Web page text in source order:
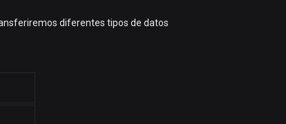
diferentes tipos de datos